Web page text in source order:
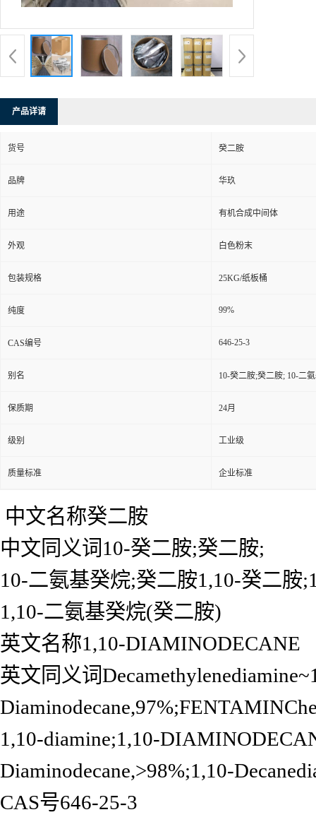
产品详请
货号 癸二胺
品牌 华玖
用途 有机合成中间体
外观 白色粉末
包装规格 25KG/纸板桶
纯度 99%
CAS编号 646-25-3
别名 10-癸二胺;癸二胺; 10-二
保质期 24月
级别 工业级
质量标准 企业标准
中文名称癸二胺
中文同义词10-癸二胺;癸二胺;
10-二氨基癸烷;癸二胺1,10-癸二胺
1,10-二氨基癸烷(癸二胺)
英文名称1,10-DIAMINODECANE
英文同义词
1,10-diamine;1,10-
Diaminodecane,>98%;1,10-
CAS号646-25-3